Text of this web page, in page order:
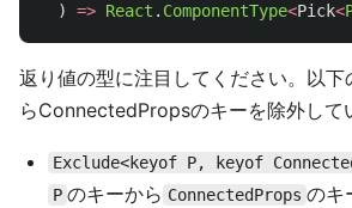
)
=> React . ComponentType<Pick<
返り値の型に注目してください。以
らConnectedPropsのキーを除外して
Exclude<keyof P, keyof
P のキーから ConnectedProps のキ